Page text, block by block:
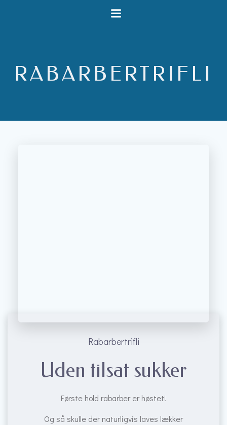
til
RABARBERTRIFLI
Rabarbertrifli
Uden tilsat sukker
Første hold rabarber er høstet!
Og så skulle der naturligvis laves lækker